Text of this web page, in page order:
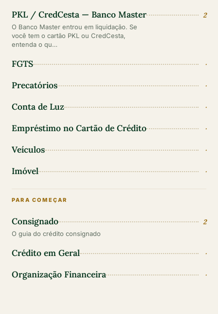
PKL / CredCesta — Banco Master 2
O Banco Master entrou em liquidação. Se
você tem o cartão PKL ou CredCesta,
entenda o qu…
FGTS ·
Precatórios ·
Conta de Luz ·
Empréstimo no Cartão de Crédito ·
Veículos ·
Imóvel ·
PARA COMEÇAR
Consignado 2
O guia do crédito consignado
Crédito em Geral ·
Organização Financeira ·